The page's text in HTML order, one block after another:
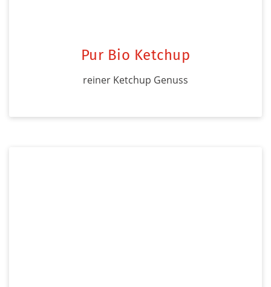
Pur Bio Ketchup
reiner Ketchup Genuss